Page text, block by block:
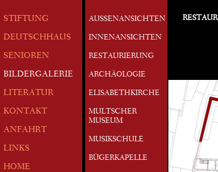
STIFTUNG
DEUTSCHHAUS
SENIOREN
BILDERGALERIE
LITERATUR
KONTAKT
ANFAHRT
LINKS
HOME
AUSSENANSICHTEN
INNENANSICHTEN
RESTAURIERUNG
ARCHÄOLOGIE
ELISABETHKIRCHE
MULTSCHER
MUSEUM
MUSIKSCHULE
BÜGERKAPELLE